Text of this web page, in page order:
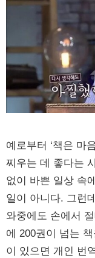
예로부터 ‘책은 마
찌우는 데 좋다는
없이 바쁜 일상 속
일이 아니다. 그런
와중에도 손에서
에 200권이 넘는
이 있으면 개인 번